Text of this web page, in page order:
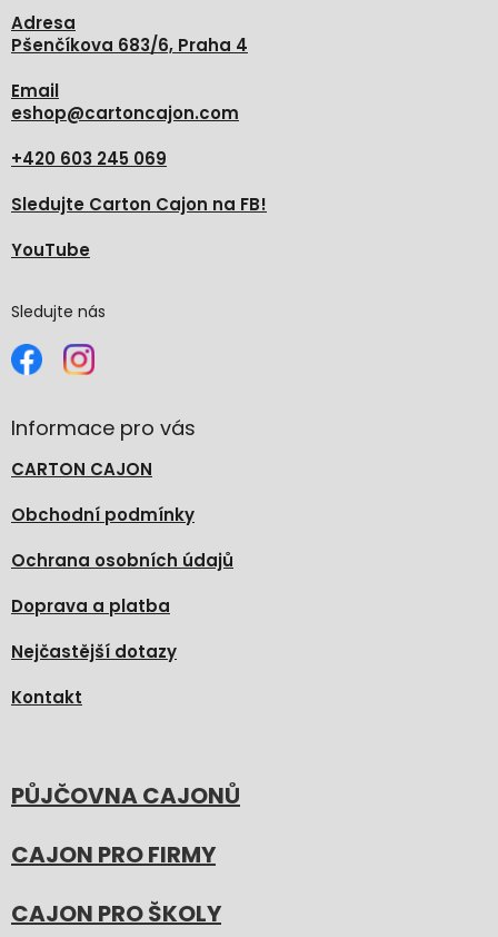
Adresa
Pšenčíkova 683/6, Praha 4
Email
eshop@cartoncajon.com
+420 603 245 069
Sledujte Carton Cajon na FB!
YouTube
Sledujte nás
Informace pro vás
CARTON CAJON
Obchodní podmínky
Ochrana osobních údajů
Doprava a platba
Nejčastější dotazy
Kontakt
PŮJČOVNA CAJONŮ
CAJON PRO FIRMY
CAJON PRO ŠKOLY